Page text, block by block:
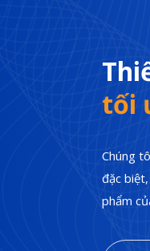
tối
Chúng
đặc
phẩm